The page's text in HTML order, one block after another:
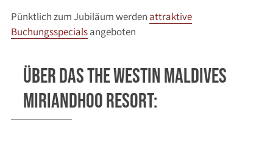
Pünktlich zum Jubiläum werden attraktive
Buchungsspecialsangeboten
Über das The Westin Maldives
Miriandhoo Resort: